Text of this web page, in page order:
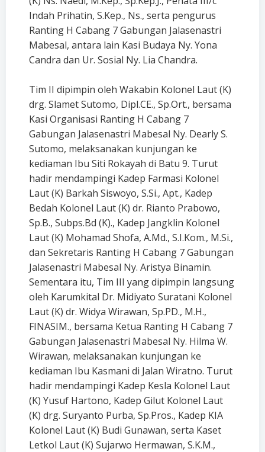
Indah Prihatin, S.Kep., Ns., serta pengurus
Ranting H Cabang 7 Gabungan Jalasenastri
Mabesal, antara lain Kasi Budaya Ny. Yona
Candra dan Ur. Sosial Ny. Lia Chandra.
Tim II dipimpin oleh Wakabin Kolonel Laut (K)
drg. Slamet Sutomo, Dipl.CE., Sp.Ort., bersama
Kasi Organisasi Ranting H Cabang 7
Gabungan Jalasenastri Mabesal Ny. Dearly S.
Sutomo, melaksanakan kunjungan ke
kediaman Ibu Siti Rokayah di Batu 9. Turut
hadir mendampingi Kadep Farmasi Kolonel
Laut (K) Barkah Siswoyo, S.Si., Apt., Kadep
Bedah Kolonel Laut (K) dr. Rianto Prabowo,
Sp.B., Subps.Bd (K)., Kadep Jangklin Kolonel
Laut (K) Mohamad Shofa, A.Md., S.I.Kom., M.Si.,
dan Sekretaris Ranting H Cabang 7 Gabungan
Jalasenastri Mabesal Ny. Aristya Binamin.
Sementara itu, Tim III yang dipimpin langsung
oleh Karumkital Dr. Midiyato Suratani Kolonel
Laut (K) dr. Widya Wirawan, Sp.PD., M.H.,
FINASIM., bersama Ketua Ranting H Cabang 7
Gabungan Jalasenastri Mabesal Ny. Hilma W.
Wirawan, melaksanakan kunjungan ke
kediaman Ibu Kasmani di Jalan Wiratno. Turut
hadir mendampingi Kadep Kesla Kolonel Laut
(K) Yusuf Hartono, Kadep Gilut Kolonel Laut
(K) drg. Suryanto Purba, Sp.Pros., Kadep KIA
Kolonel Laut (K) Budi Gunawan, serta Kaset
Letkol Laut (K) Sujarwo Hermawan, S.K.M.,